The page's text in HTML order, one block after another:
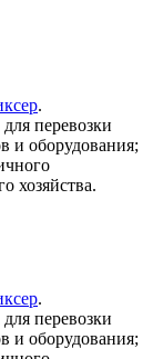
.
перевозки
и оборудования;
хозяйства.
.
перевозки
и оборудования;